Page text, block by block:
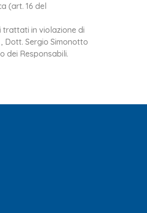
(art. 16 del
trattati in violazione di
Dott. Sergio Simonotto
dei Responsabili.